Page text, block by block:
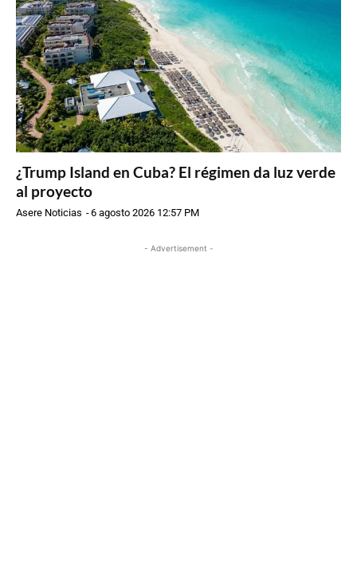
¿Trump Island en Cuba? El régimen da luz verde
al proyecto
Asere Noticias -6 agosto 2026 12:57 PM
- Advertisement -